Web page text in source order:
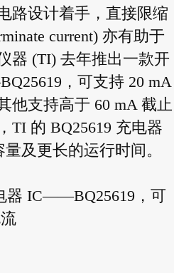
路设计着手，直接限缩
current) 亦有助于
器 (TI) 去年推出一款开
，可支持 20 mA
他支持高于 60 mA 截止
TI 的 BQ25619 充电器
及更长的运行时间。
器 IC——BQ25619，可